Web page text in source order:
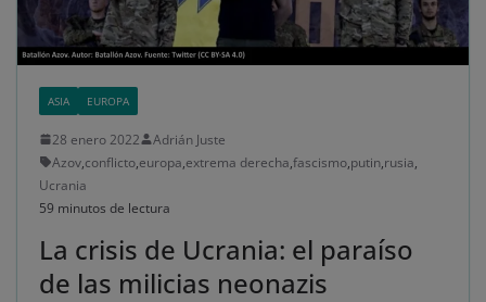
ASIA EUROPA
28 enero 2022
Adrián Juste
Azov,conflicto,europa,extrema derecha,fascismo,putin,rusia,
Ucrania
59 minutos de lectura
La crisis de Ucrania: el paraíso
de las milicias neonazis